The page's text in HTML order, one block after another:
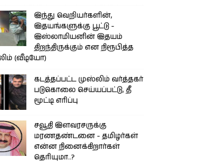
இந்து வெறியர்களின்,
இதயங்களுக்கு பூட்டு -
இஸ்லாமியனின் இதயம்
திறந்திருக்கும் என நிரூபித்த
(வீடியோ)
கடத்தப்பட்ட முஸ்லிம் வர்த்தகர்
படுகொலை செய்யப்பட்டு, தீ
மூட்டி எரிப்பு
சவூதி இளவரசருக்கு
மரணதண்டனை - தமிழர்கள்
என்ன நினைக்கிறார்கள்
தெரியுமா..?